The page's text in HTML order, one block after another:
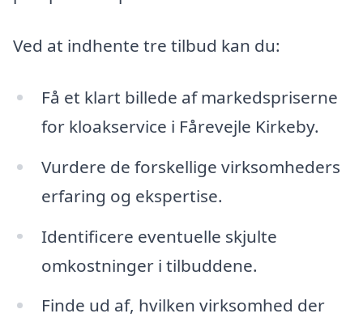
Ved at indhente tre tilbud kan du:
Få et klart billede af markedspriserne
for kloakservice i Fårevejle Kirkeby.
Vurdere de forskellige virksomheders
erfaring og ekspertise.
Identificere eventuelle skjulte
omkostninger i tilbuddene.
Finde ud af, hvilken virksomhed der